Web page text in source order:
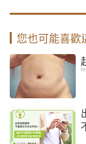
您也可能喜歡